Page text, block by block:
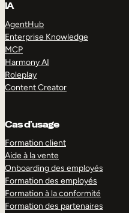
IA
AgentHub
Enterprise Knowledge
MCP
Harmony AI
Roleplay
Content Creator
Cas d’usage
Formation client
Aide à la vente
Onboarding des employés
Formation des employés
Formation à la conformité
Formation des partenaires